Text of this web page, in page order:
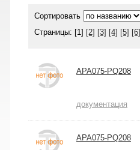
Сортировать
Страницы: [1] [2] [3] [4] [5] [6]
APA075-PQ208
документация
APA075-PQ208